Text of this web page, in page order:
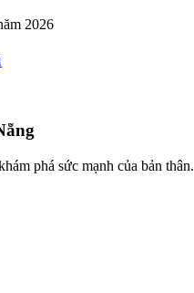
2026
phá sức mạnh của bản thân.